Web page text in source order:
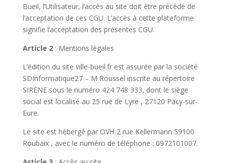
Bueil, l’Utilisateur, l’accès au site doit être précédé de
l’acceptation de ces CGU. L’accès à cette plateforme
signifie l’acceptation des présentes CGU.
Article 2: Mentions légales
L’édition du site ville-bueil.fr est assurée par la société
SDInformatique27 – M Roussel inscrite au répertoire
SIRENE sous le numéro 424 748 333, dont le siège
social est localisé au 25 rue de Lyre , 27120 Pacy-sur-
Eure.
Le site est hébergé par OVH 2 rue Kellermann 59100
Roubaix , avec le numéro de téléphone : 0972101007.